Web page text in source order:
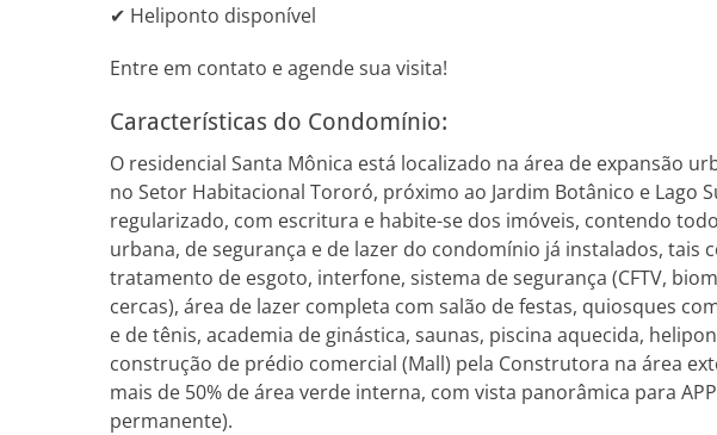
✔ Heliponto disponível
Entre em contato e agende sua visita!
Características do Condomínio:
O residencial Santa Mônica está localizado na área de expansão
no Setor Habitacional Tororó, próximo ao Jardim Botânico e Lago
regularizado, com escritura e habite-se dos imóveis, contendo
urbana, de segurança e de lazer do condomínio já instalados, tais
tratamento de esgoto, interfone, sistema de segurança (CFTV,
cercas), área de lazer completa com salão de festas, quiosques
e de tênis, academia de ginástica, saunas, piscina aquecida,
construção de prédio comercial (Mall) pela Construtora na área
mais de 50% de área verde interna, com vista panorâmica para
permanente).